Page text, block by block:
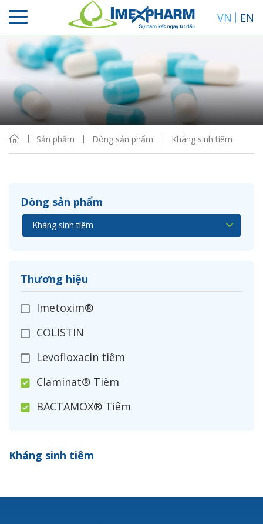
VN EN
Sản phẩm Dòng sản phẩm Kháng sinh tiêm
Dòng sản phẩm
Thương hiệu
Imetoxim®
COLISTIN
Levofloxacin tiêm
Claminat® Tiêm
BACTAMOX® Tiêm
Ceftizoxim®
Kháng sinh tiêm
Sắp xếp
Hiển thị